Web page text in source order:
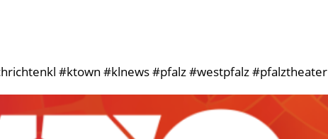
#ktown #klnews #pfalz #westpfalz #pfalztheater